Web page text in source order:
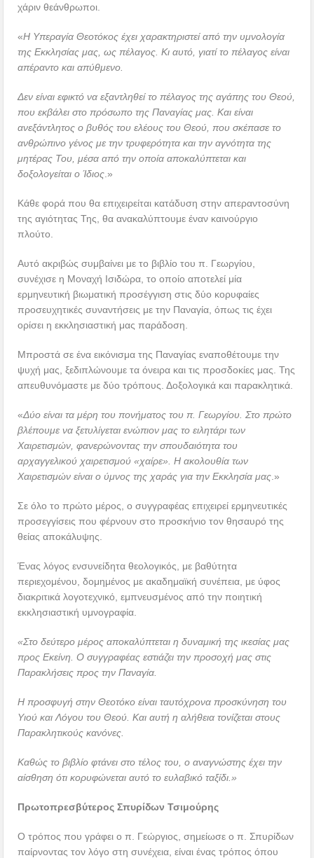
χάριν θεάνθρωποι.
«Η Υπεραγία Θεοτόκος έχει χαρακτηριστεί από την υμνολογία
της Εκκλησίας μας, ως πέλαγος. Κι αυτό, γιατί το πέλαγος είναι
απέραντο και απύθμενο.
Δεν είναι εφικτό να εξαντληθεί το πέλαγος της αγάπης του Θεού,
που εκβάλει στο πρόσωπο της Παναγίας μας. Και είναι
ανεξάντλητος ο βυθός του ελέους του Θεού, που σκέπασε το
ανθρώπινο γένος με την τρυφερότητα και την αγνότητα της
μητέρας Του, μέσα από την οποία αποκαλύπτεται και
δοξολογείται ο Ίδιος .»
Κάθε φορά που θα επιχειρείται κατάδυση στην απεραντοσύνη
της αγιότητας Της, θα ανακαλύπτουμε έναν καινούργιο
πλούτο.
Αυτό ακριβώς συμβαίνει με το βιβλίο του π. Γεωργίου,
συνέχισε η Μοναχή Ισιδώρα, το οποίο αποτελεί μία
ερμηνευτική βιωματική προσέγγιση στις δύο κορυφαίες
προσευχητικές συναντήσεις με την Παναγία, όπως τις έχει
ορίσει η εκκλησιαστική μας παράδοση.
Μπροστά σε ένα εικόνισμα της Παναγίας εναποθέτουμε την
ψυχή μας, ξεδιπλώνουμε τα όνειρα και τις προσδοκίες μας. Της
απευθυνόμαστε με δύο τρόπους. Δοξολογικά και παρακλητικά.
«Δύο είναι τα μέρη του πονήματος του π. Γεωργίου. Στο πρώτο
βλέπουμε να ξετυλίγεται ενώπιον μας το ειλητάρι των
Χαιρετισμών, φανερώνοντας την σπουδαιότητα του
αρχαγγελικού χαιρετισμού «χαίρε». Η ακολουθία των
Χαιρετισμών είναι ο ύμνος της χαράς για την Εκκλησία μας .»
Σε όλο το πρώτο μέρος, ο συγγραφέας επιχειρεί ερμηνευτικές
προσεγγίσεις που φέρνουν στο προσκήνιο τον θησαυρό της
θείας αποκάλυψης.
Ένας λόγος ενσυνείδητα θεολογικός, με βαθύτητα
περιεχομένου, δομημένος με ακαδημαϊκή συνέπεια, με ύφος
διακριτικά λογοτεχνικό, εμπνευσμένος από την ποιητική
εκκλησιαστική υμνογραφία.
«Στο δεύτερο μέρος αποκαλύπτεται η δυναμική της ικεσίας μας
προς Εκείνη. Ο συγγραφέας εστιάζει την προσοχή μας στις
Παρακλήσεις προς την Παναγία.
Η προσφυγή στην Θεοτόκο είναι ταυτόχρονα προσκύνηση του
Υιού και Λόγου του Θεού. Και αυτή η αλήθεια τονίζεται στους
Παρακλητικούς κανόνες.
Καθώς το βιβλίο φτάνει στο τέλος του, ο αναγνώστης έχει την
αίσθηση ότι κορυφώνεται αυτό το ευλαβικό ταξίδι.»
Πρωτοπρεσβύτερος Σπυρίδων Τσιμούρης
Ο τρόπος που γράφει ο π. Γεώργιος, σημείωσε ο π. Σπυρίδων
παίρνοντας τον λόγο στη συνέχεια, είναι ένας τρόπος όπου